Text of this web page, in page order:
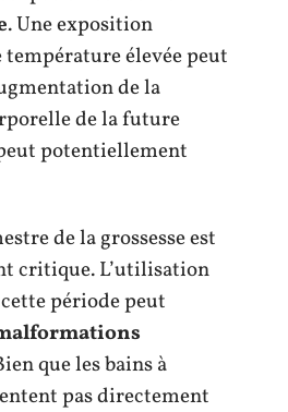
. Une exposition
température élevée peut
de la
de la future
potentiellement
de la grossesse est
critique. L’utilisation
période peut
que les bains à
pas directement